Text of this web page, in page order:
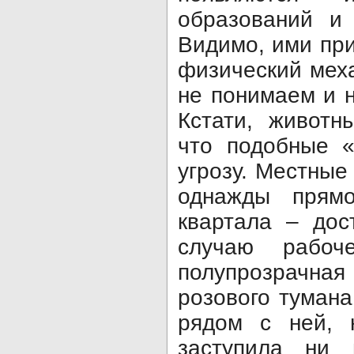
образований
Видимо, ими
физический
не понимаем и
Кстати,
что подобные
угрозу.
однажды
квартала –
случаю
розового
рядом с ней,
заступила ни